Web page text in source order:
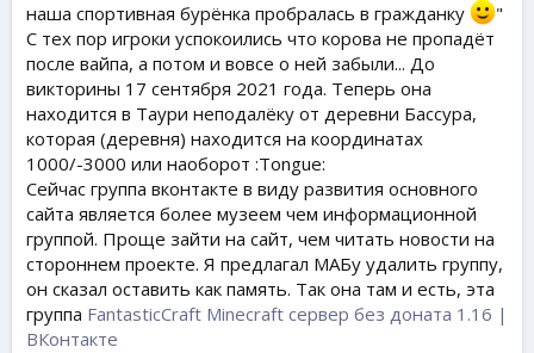
наша спортивная бурёнка пробралась в гражданку
"
С тех пор игроки успокоились что корова не пропадёт
после вайпа, а потом и вовсе о ней забыли... До
викторины 17 сентября 2021 года. Теперь она
находится в Таури неподалёку от деревни Бассура,
которая (деревня) находится на координатах
1000/-3000 или наоборот :Tongue:
Сейчас группа вконтакте в виду развития основного
сайта является более музеем чем информационной
группой. Проще зайти на сайт, чем читать новости на
стороннем проекте. Я предлагал МАБу удалить группу,
он сказал оставить как память. Так она там и есть, эта
группа FantasticCraft Minecraft сервер без доната 1.16 |
ВКонтакте